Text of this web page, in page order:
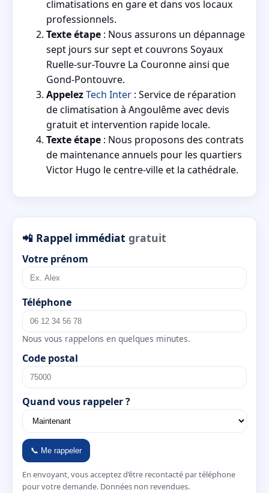
climatisations en gare et dans vos locaux
professionnels.
Texte étape : Nous assurons un dépannage
sept jours sur sept et couvrons Soyaux
Ruelle-sur-Touvre La Couronne ainsi que
Gond-Pontouvre.
AppelezTech Inter : Service de réparation
de climatisation à Angoulême avec devis
gratuit et intervention rapide locale.
Texte étape : Nous proposons des contrats
de maintenance annuels pour les quartiers
Victor Hugo le centre-ville et la cathédrale.
📲 Rappel immédiat gratuit
Votre prénom
Téléphone
Nous vous rappelons en quelques minutes.
Code postal
Quand vous rappeler ?
📞 Me rappeler
En envoyant, vous acceptez d’être recontacté par téléphone
pour votre demande. Données non revendues.